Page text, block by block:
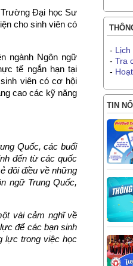
Đại học Sư
cho sinh viên có
ngành Ngôn ngữ
tế ngắn hạn tại
viên có cơ hội
cao các kỹ năng
Quốc, các buổi
đến từ các quốc
đôi điều về những
ngữ Trung Quốc,
vài cảm nghĩ về
để các bạn sinh
lực trong việc học
- Lịch
- Tra
-
TIN